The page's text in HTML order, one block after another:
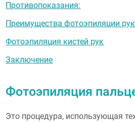
Противопоказания:
Преимущества фотоэпиляции рук
Фотоэпиляция кистей рук
Заключение
Фотоэпиляция
Это процедура, использующая